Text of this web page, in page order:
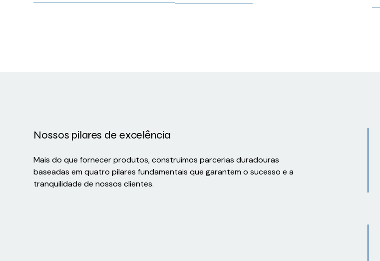
Nossos pilares de excelência
Mais do que fornecer produtos, construímos parcerias duradouras
baseadas em quatro pilares fundamentais que garantem o sucesso e a
tranquilidade de nossos clientes.